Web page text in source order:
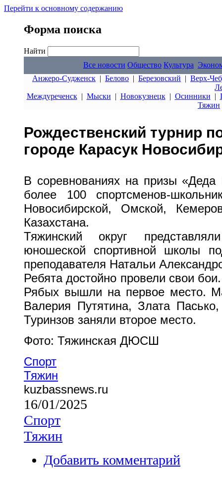
Перейти к основному содержанию
Форма поиска
Найти
Все новости Общество Культура
Анжеро-Судженск | Белово | Березовский | Верх-
Междуреченск| Мыски | Новокузнецк| Осинники |
Тяжин
Рождественский турнир
городе Карасук
В соревнованиях на призы «Деда
более 100 спортсменов-
Новосибирской, Омской,
Казахстана.
Тяжинский округ
юношеской спортивной школы
преподавателя Натальи
Ребята достойно провели свои
Рябых вышли на первое место.
Валерия Путятина, Злата
Туринзов заняли второе место.
Фото: Тяжинская ДЮСШ
Спорт
Тяжин
kuzbassnews.ru
16/01/2025
Спорт
Тяжин
Добавить комментарий